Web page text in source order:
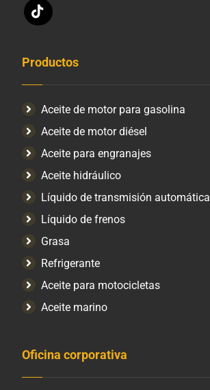
Productos
Aceite de motor para gasolina
Aceite de motor diésel
Aceite para engranajes
Aceite hidráulico
Líquido de transmisión automática
Líquido de frenos
Grasa
Refrigerante
Aceite para motocicletas
Aceite marino
Oficina corporativa